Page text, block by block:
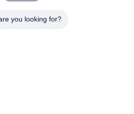
you looking for?